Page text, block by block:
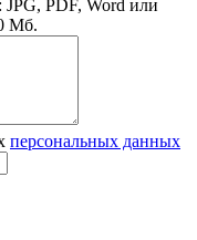
PDF, Word или
Мб.
персональных данных